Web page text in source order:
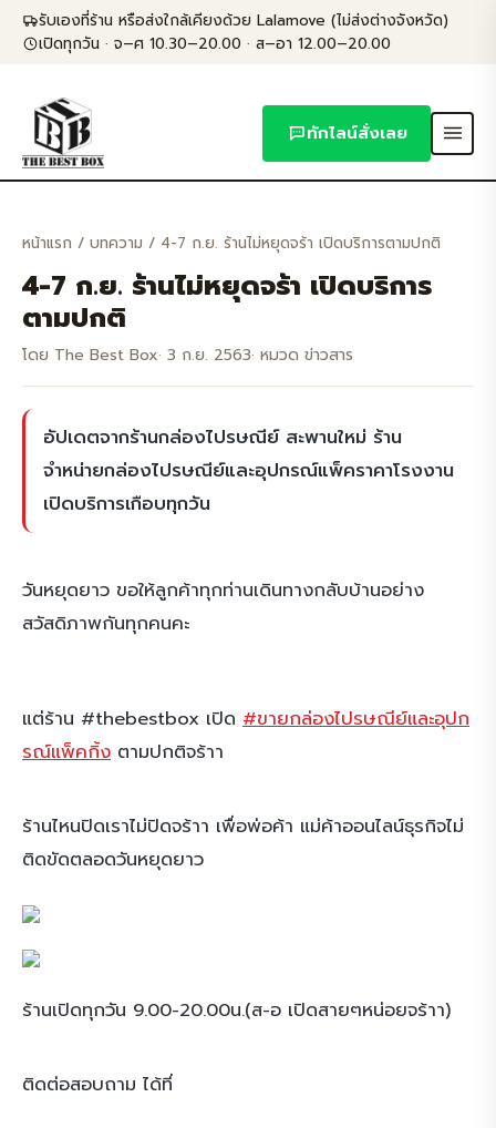
Skipรับเองที่ร้าน หรือส่งใกล้เคียงด้วย Lalamove (ไม่ส่งต่างจังหวัด)
เปิดทุกวัน · จ–ศ 10.30–20.00 · ส–อา 12.00–20.00
ทักไลน์สั่งเลย
หน้าแรก / บทความ / 4-7 ก.ย. ร้านไม่หยุดจร้า เปิดบริการตามปกติ
4-7 ก.ย. ร้านไม่หยุดจร้า เปิดบริการ
ตามปกติ
โดย The Best Box· 3 ก.ย. 2563· หมวด ข่าวสาร
อัปเดตจากร้านกล่องไปรษณีย์ สะพานใหม่ ร้าน
จำหน่ายกล่องไปรษณีย์และอุปกรณ์แพ็คราคาโรงงาน
เปิดบริการเกือบทุกวัน
วันหยุดยาว ขอให้ลูกค้าทุกท่านเดินทางกลับบ้านอย่าง
สวัสดิภาพกันทุกคนคะ
แต่ร้าน #thebestbox เปิด #ขายกล่องไปรษณีย์และอุปก
รณ์แพ็คกิ้ง ตามปกติจร้าา
ร้านไหนปิดเราไม่ปิดจร้าา เพื่อพ่อค้า แม่ค้าออนไลน์ธุรกิจไม่
ติดขัดตลอดวันหยุดยาว
ร้านเปิดทุกวัน 9.00-20.00น.(ส-อ เปิดสายๆหน่อยจร้าา)
ติดต่อสอบถาม ได้ที่